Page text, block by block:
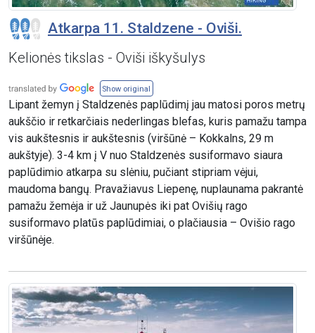
Atkarpa 11. Staldzene - Oviši.
Kelionės tikslas - Oviši iškyšulys
Show original
Lipant žemyn į Staldzenės paplūdimį jau matosi poros metrų
aukščio ir retkarčiais nederlingas blefas, kuris pamažu tampa
vis aukštesnis ir aukštesnis (viršūnė – Kokkalns, 29 m
aukštyje). 3-4 km į V nuo Staldzenės susiformavo siaura
paplūdimio atkarpa su slėniu, pučiant stipriam vėjui,
maudoma bangų. Pravažiavus Liepenę, nuplaunama pakrantė
pamažu žemėja ir už Jaunupės iki pat Ovišių rago
susiformavo platūs paplūdimiai, o plačiausia – Ovišio rago
viršūnėje.